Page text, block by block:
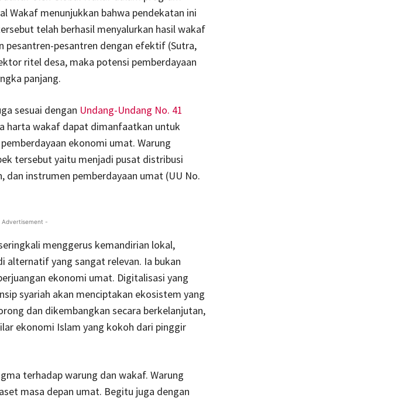
Wakaf menunjukkan bahwa pendekatan ini
telah berhasil menyalurkan hasil wakaf
pesantren-pesantren dengan efektif (Sutra,
ritel desa, maka potensi pemberdayaan
panjang.
sesuai dengan Undang-Undang No. 41
harta wakaf dapat dimanfaatkan untuk
ekonomi umat. Warung
tersebut yaitu menjadi pusat distribusi
dan instrumen pemberdayaan umat (UU No.
Advertisement -
menggerus kemandirian lokal,
alternatif yang sangat relevan. Ia bukan
ekonomi umat. Digitalisasi yang
syariah akan menciptakan ekosistem yang
dan dikembangkan secara berkelanjutan,
ekonomi Islam yang kokoh dari pinggir
terhadap warung dan wakaf. Warung
masa depan umat. Begitu juga dengan